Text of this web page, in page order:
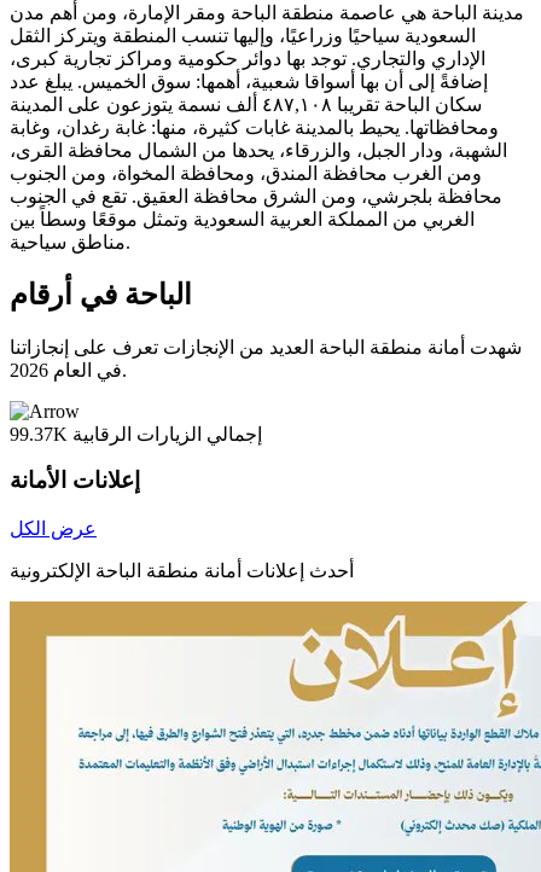
مدينة الباحة هي عاصمة منطقة الباحة ومقر الإمارة، ومن أهم مدن
السعودية سياحيًا وزراعيًا، وإليها تنسب المنطقة ويتركز الثقل
الإداري والتجاري. توجد بها دوائر حكومية ومراكز تجارية كبرى،
إضافةً إلى أن بها أسواقا شعبية، أهمها: سوق الخميس. يبلغ عدد
سكان الباحة تقريبا ٤٨٧,١٠٨ ألف نسمة يتوزعون على المدينة
ومحافظاتها. يحيط بالمدينة غابات كثيرة، منها: غابة رغدان، وغابة
الشهبة، ودار الجبل، والزرقاء، يحدها من الشمال محافظة القرى،
ومن الغرب محافظة المندق، ومحافظة المخواة، ومن الجنوب
محافظة بلجرشي، ومن الشرق محافظة العقيق. تقع في الجنوب
الغربي من المملكة العربية السعودية وتمثل موقعًا وسطاً بين
مناطق سياحية.
الباحة في أرقام
شهدت أمانة منطقة الباحة العديد من الإنجازات تعرف على إنجازاتنا
في العام 2026.
99.37K إجمالي الزيارات الرقابية
إعلانات الأمانة
عرض الكل
أحدث إعلانات أمانة منطقة الباحة الإلكترونية